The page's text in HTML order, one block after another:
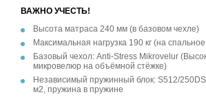
ВАЖНО УЧЕСТЬ!
Высота матраса 240 мм (в базовом чехле)
Максимальная нагрузка 190 кг (на
Базовый чехол: Anti-Stress Mikrovelur
микровелюр на объёмной стёжке)
Независимый пружинный блок: S512/
м2, пружина в пружине